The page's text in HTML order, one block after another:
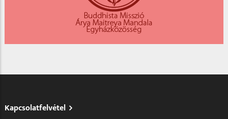
Kapcsolatfelvétel